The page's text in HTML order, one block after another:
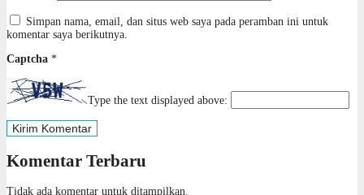
Simpan nama, email, dan situs web saya pada peramban ini untuk
komentar saya berikutnya.
Captcha *
Type the text displayed above:
Komentar Terbaru
Tidak ada komentar untuk ditampilkan.